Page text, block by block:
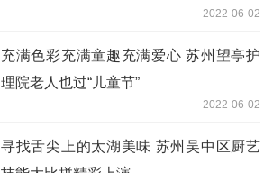
2022-06-02
充满色彩充满童趣充满爱心 苏州望亭护
理院老人也过“儿童节”
2022-06-02
寻找舌尖上的太湖美味 苏州吴中区厨艺